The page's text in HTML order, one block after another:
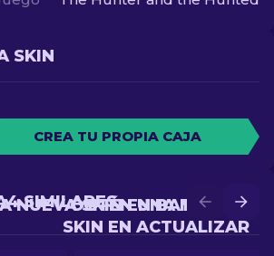
SKIN
CREA TU PROPIA CAJA
OBTÉN UNA MEJOR
SKIN EN ACTUALIZAR
NUEVA SKIN EN BATALLA
SIMILARES